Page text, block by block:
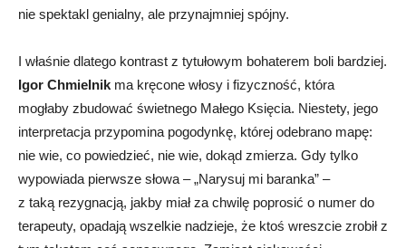
nie spektakl genialny, ale przynajmniej spójny.
I właśnie dlatego kontrast z tytułowym bohaterem boli bardziej.
Igor Chmielnik ma kręcone włosy i fizyczność, która
mogłaby zbudować świetnego Małego Księcia. Niestety, jego
interpretacja przypomina pogodynkę, której odebrano mapę:
nie wie, co powiedzieć, nie wie, dokąd zmierza. Gdy tylko
wypowiada pierwsze słowa – „Narysuj mi baranka” –
z taką rezygnacją, jakby miał za chwilę poprosić o numer do
terapeuty, opadają wszelkie nadzieje, że ktoś wreszcie zrobił z